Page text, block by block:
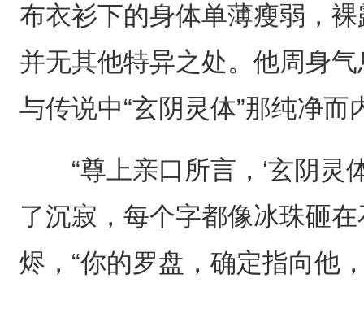
布衣衫下的身体单薄瘦弱，
并无其他特异之处。他周身
与传说中“玄阴灵体”那纯净
“尊上亲口所言，‘玄阴灵
了沉寂，每个字都像冰珠砸
烬，“你的罗盘，确定指向他